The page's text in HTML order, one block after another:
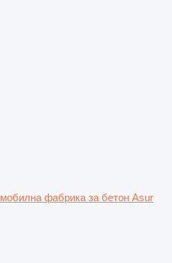
мобилна фабрика за бетон Asur